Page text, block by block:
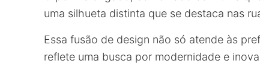
uma silhueta distinta que se destaca nas
Essa fusão de design não só atende às
reflete uma busca por modernidade e